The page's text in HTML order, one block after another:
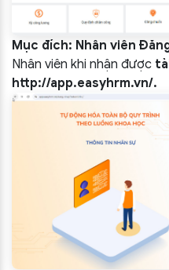
Mục đích: Nhân viên
Nhân viên khi nhận được
http://app.easyhrm.vn/.